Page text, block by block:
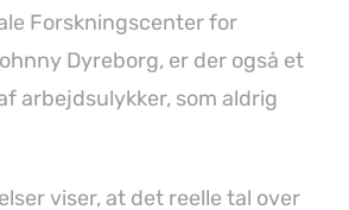
Forskningscenter for
Dyreborg, er der også et
arbejdsulykker, som aldrig
viser, at det reelle tal over